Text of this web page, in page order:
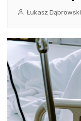
Łukasz Dąbrowski